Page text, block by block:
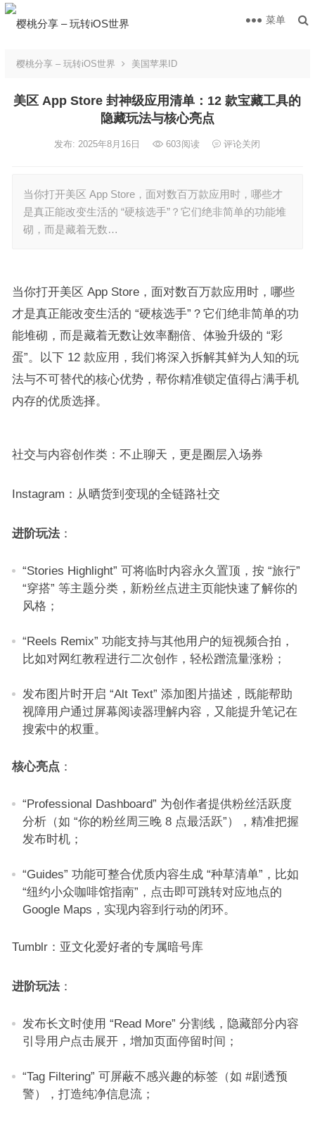
菜单
樱桃分享 – 玩转iOS世界 美国苹果ID
美区 App Store 封神级应用清单：12 款宝藏工具的
隐藏玩法与核心亮点
发布: 2025年8月16日 603阅读 评论关闭
当你打开美区 App Store，面对数百万款应用时，哪些才
是真正能改变生活的 “硬核选手”？它们绝非简单的功能堆
砌，而是藏着无数…
当你打开美区 App Store，面对数百万款应用时，哪些
才是真正能改变生活的 “硬核选手”？它们绝非简单的功
能堆砌，而是藏着无数让效率翻倍、体验升级的 “彩
蛋”。以下 12 款应用，我们将深入拆解其鲜为人知的玩
法与不可替代的核心优势，帮你精准锁定值得占满手机
内存的优质选择。​
社交与内容创作类：不止聊天，更是圈层入场券​
Instagram：从晒货到变现的全链路社交​
进阶玩法：​
“Stories Highlight” 可将临时内容永久置顶，按 “旅行”
“穿搭” 等主题分类，新粉丝点进主页能快速了解你的
风格；​
“Reels Remix” 功能支持与其他用户的短视频合拍，
比如对网红教程进行二次创作，轻松蹭流量涨粉；​
发布图片时开启 “Alt Text” 添加图片描述，既能帮助
视障用户通过屏幕阅读器理解内容，又能提升笔记在
搜索中的权重。​
核心亮点 ：​
“Professional Dashboard” 为创作者提供粉丝活跃度
分析（如 “你的粉丝周三晚 8 点最活跃”），精准把握
发布时机；​
“Guides” 功能可整合优质内容生成 “种草清单”，比如
“纽约小众咖啡馆指南”，点击即可跳转对应地点的
Google Maps，实现内容到行动的闭环。​
Tumblr：亚文化爱好者的专属暗号库​
进阶玩法：​
发布长文时使用 “Read More” 分割线，隐藏部分内容
引导用户点击展开，增加页面停留时间；​
“Tag Filtering” 可屏蔽不感兴趣的标签（如 #剧透预
警），打造纯净信息流；​